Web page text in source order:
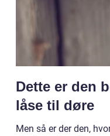
Dette er den
låse til døre
Men så er der den,